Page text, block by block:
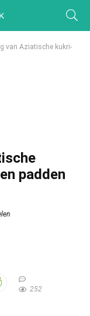
van Aziatische kukri-
padden
252